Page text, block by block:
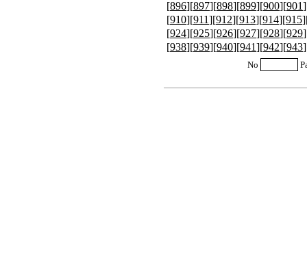
[896][897][898][899][900][901
[910][911][912][913][914][915
[924][925][926][927][928][929
[938][939][940][941][942][943
No